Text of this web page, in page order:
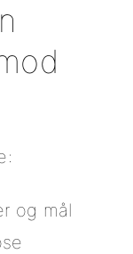
og mål